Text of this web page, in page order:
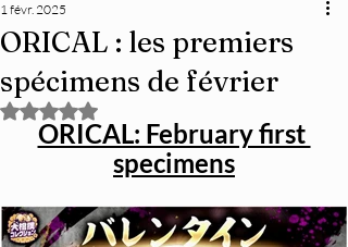
ORICAL : les premiers
spécimens de février
1 févr. 2025
Noté NaN étoiles sur 5.
ORICAL: February first
specimens